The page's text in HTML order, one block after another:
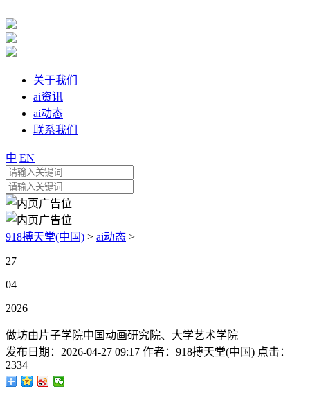
关于我们
ai资讯
ai动态
联系我们
中 EN
918搏天堂(中国) > ai动态 >
27
04
2026
做坊由片子学院中国动画研究院、大学艺术学院
发布日期： 2026-04-27 09:17 作者： 918搏天堂(中国) 点击：
2334